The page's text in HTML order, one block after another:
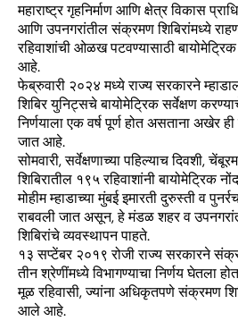
महाराष्ट्र गृहनिर्माण आणि क्षेत्र विकास
आणि उपनगरांतील संक्रमण शिबिरांमध्ये
रहिवाशांची ओळख पटवण्यासाठी
आहे.
फेब्रुवारी २०२४ मध्ये राज्य सरकारने
शिबिर युनिट्सचे बायोमेट्रिक सर्वेक्षण
निर्णयाला एक वर्ष पूर्ण होत असताना अखेर ही
जात आहे.
सोमवारी, सर्वेक्षणाच्या पहिल्याच दिवशी,
शिबिरातील १९५ रहिवाशांनी बायोमेट्रिक
मोहीम म्हाडाच्या मुंबई इमारती दुरुस्ती व
राबवली जात असून, हे मंडळ शहर व
शिबिरांचे व्यवस्थापन पाहते.
१३ सप्टेंबर २०१९ रोजी राज्य सरकारने
तीन श्रेणींमध्ये विभागण्याचा निर्णय घेतला
मूळ रहिवासी, ज्यांना अधिकृतपणे संक्रमण
आले आहे.